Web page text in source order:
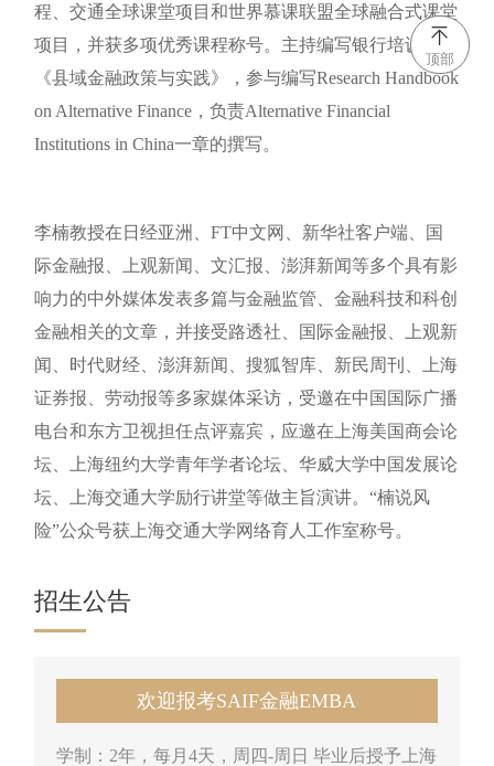
程、交通全球课堂项目和世界慕课联盟全球融合式课堂
项目，并获多项优秀课程称号。主持编写银行培训教材
《县域金融政策与实践》，参与编写Research Handbook
on Alternative Finance，负责Alternative Financial
Institutions in China一章的撰写。
李楠教授在日经亚洲、FT中文网、新华社客户端、国
际金融报、上观新闻、文汇报、澎湃新闻等多个具有影
响力的中外媒体发表多篇与金融监管、金融科技和科创
金融相关的文章，并接受路透社、国际金融报、上观新
闻、时代财经、澎湃新闻、搜狐智库、新民周刊、上海
证券报、劳动报等多家媒体采访，受邀在中国国际广播
电台和东方卫视担任点评嘉宾，应邀在上海美国商会论
坛、上海纽约大学青年学者论坛、华威大学中国发展论
坛、上海交通大学励行讲堂等做主旨演讲。“楠说风
险”公众号获上海交通大学网络育人工作室称号。
招生公告
欢迎报考SAIF金融EMBA
学制：2年，每月4天，周四-周日 毕业后授予上海
顶部